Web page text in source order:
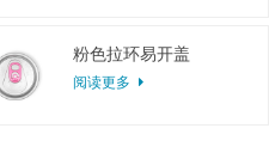
粉色拉环易开盖
阅读更多